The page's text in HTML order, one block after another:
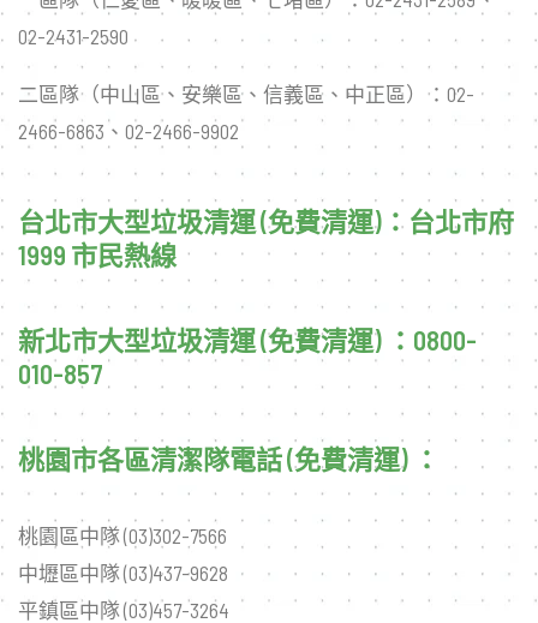
02-2431-2590
二區隊（中山區、安樂區、信義區、中正區）：02-
2466-6863、02-2466-9902
台北市大型垃圾清運 (免費清運)：台北市府
1999 市民熱線
新北市大型垃圾清運 (免費清運) ：0800-
010-857
桃園市各區清潔隊電話 (免費清運) ：
桃園區中隊 (03)302-7566
中壢區中隊 (03)437-9628
平鎮區中隊 (03)457-3264